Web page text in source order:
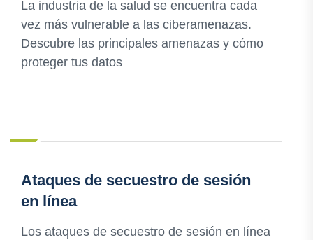
La industria de la salud se encuentra cada
vez más vulnerable a las ciberamenazas.
Descubre las principales amenazas y cómo
proteger tus datos
Ataques de secuestro de sesión
en línea
Los ataques de secuestro de sesión en línea